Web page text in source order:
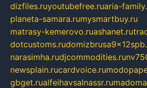
dizfiles.ruyoutubefree.ruaria-
planeta-samara.rumysmartbuy.ru
matrasy-kemerovo.ruashanet.ru
dotcustoms.ru
narasimha.rudjcommodities.ru
newsplain.rucardvoice.ru
gbget.rualfeihavsalnassr.ru